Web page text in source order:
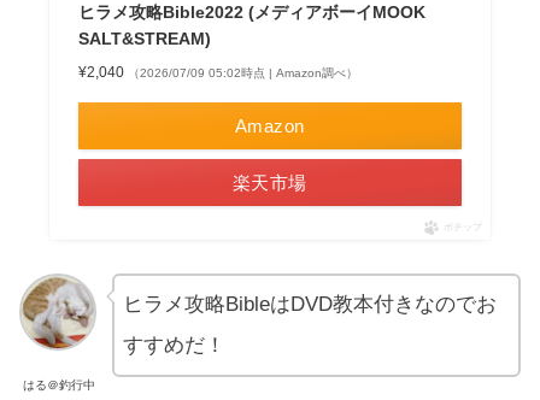
ヒラメ攻略Bible2022 (メディアボーイMOOK
SALT&STREAM)
¥2,040 （2026/07/09 05:02時点 | Amazon調べ）
Amazon
楽天市場
ポチップ
はる＠釣行中
ヒラメ攻略BibleはDVD教本付きなのでお
すすめだ！